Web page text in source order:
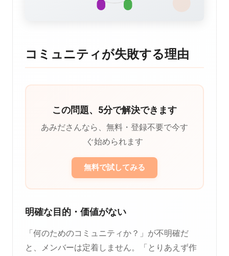
コミュニティが失敗する理由
この問題、5分で解決できます
あみださんなら、無料・登録不要で今す
ぐ始められます
無料で試してみる
明確な目的・価値がない
「何のためのコミュニティか？」が不明確だ
と、メンバーは定着しません。「とりあえず作